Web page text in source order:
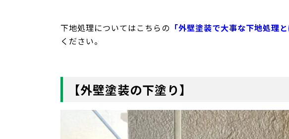
下地処理についてはこちらの 「外壁塗装で大事な下地処理
ください。
【外壁塗装の下塗り】